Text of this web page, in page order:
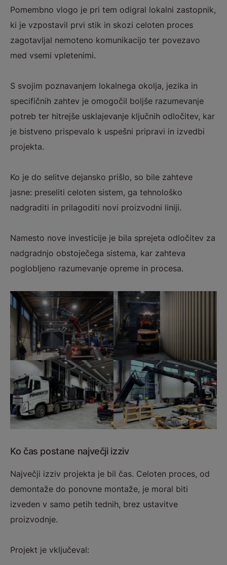
Pomembno vlogo je pri tem odigral lokalni zastopnik,
ki je vzpostavil prvi stik in skozi celoten proces
zagotavljal nemoteno komunikacijo ter povezavo
med vsemi vpletenimi.
S svojim poznavanjem lokalnega okolja, jezika in
specifičnih zahtev je omogočil boljše razumevanje
potreb ter hitrejše usklajevanje ključnih odločitev, kar
je bistveno prispevalo k uspešni pripravi in izvedbi
projekta.
Ko je do selitve dejansko prišlo, so bile zahteve
jasne: preseliti celoten sistem, ga tehnološko
nadgraditi in prilagoditi novi proizvodni liniji.
Namesto nove investicije je bila sprejeta odločitev za
nadgradnjo obstoječega sistema, kar zahteva
poglobljeno razumevanje opreme in procesa.
Ko čas postane največji izziv
Največji izziv projekta je bil čas. Celoten proces, od
demontaže do ponovne montaže, je moral biti
izveden v samo petih tednih, brez ustavitve
proizvodnje.
Projekt je vključeval: